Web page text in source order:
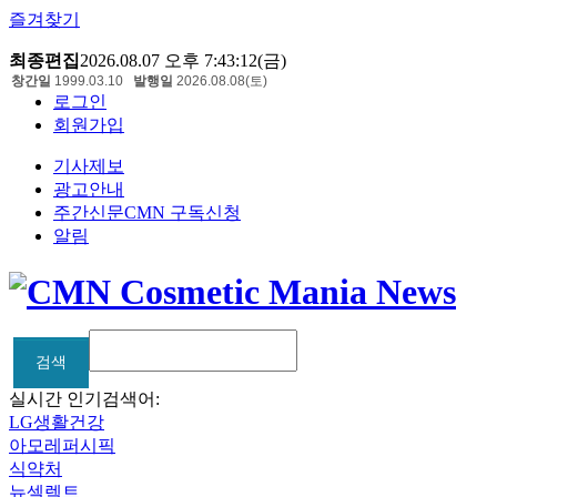
즐겨찾기
최종편집2026.08.07 오후 7:43:12(금)
로그인
회원가입
기사제보
광고안내
주간신문CMN 구독신청
알림
창간일 1999.03.10 발행일 2026.08.08(토)
검색
검색
실시간 인기검색어:
LG생활건강
아모레퍼시픽
식약처
뉴셀렉트